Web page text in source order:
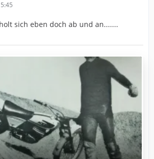
sich eben doch ab und an.......